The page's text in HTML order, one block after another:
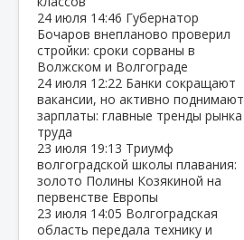
24 июля 14:46 Губернатор
Бочаров внепланово проверил
стройки: сроки сорваны в
Волжском и Волгограде
24 июля 12:22 Банки сокращают
вакансии, но активно поднимают
зарплаты: главные тренды рынка
труда
23 июля 19:13 Триумф
волгоградской школы плавания:
золото Полины Козякиной на
первенстве Европы
23 июля 14:05 Волгоградская
область передала технику и